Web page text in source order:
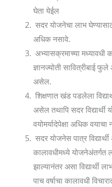
घेता येईल
सदर योजनेचा लाभ
अधिक नसावे.
अभ्यासक्रमाच्या मध्यावधी
ज्ञानज्योती सावित्रीबाई
असेल.
शिक्षणात खंड पडलेला
असेल तथापि सदर
वयोमर्यादेपेक्षा अधिक वयाचा
सदर योजनेस पात्र विद्यार्थी
कालावधीमध्ये योजनेअंतर्गत
झाल्यानंतर असा विद्यार्थी
पाच वर्षाचा कालावधी